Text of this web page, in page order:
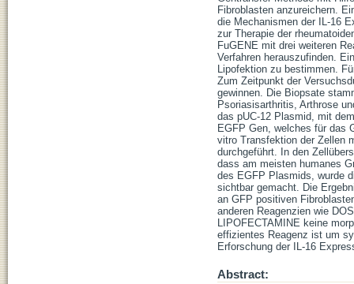
Fibroblasten anzureichern.
die Mechanismen der IL-16
zur Therapie der
FuGENE mit drei weiteren
Verfahren herauszufinden.
Lipofektion zu bestimmen.
Zum Zeitpunkt der
gewinnen. Die Biopsate
Psoriasisarthritis, Arthrose
das pUC-12 Plasmid, mit
EGFP Gen, welches für das
vitro Transfektion der Zellen
durchgeführt. In den
dass am meisten humanes
des EGFP Plasmids, wurde
sichtbar gemacht. Die
an GFP positiven
anderen Reagenzien wie
LIPOFECTAMINE keine
effizientes Reagenz ist um
Erforschung der IL-16
Abstract: